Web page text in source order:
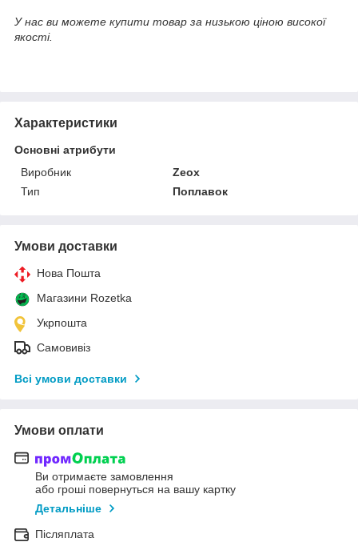
У нас ви можете купити товар за низькою ціною високої
якості.
Характеристики
Основні атрибути
Виробник
Zeox
Тип
Поплавок
Умови доставки
Нова Пошта
Магазини Rozetka
Укрпошта
Самовивіз
Всі умови доставки
Умови оплати
Ви отримаєте замовлення
або гроші повернуться на вашу картку
Детальніше
Післяплата